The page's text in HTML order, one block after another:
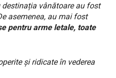
vânătoare au fost
asemenea, au mai fost
pentru arme letale, toate
și ridicate în vederea